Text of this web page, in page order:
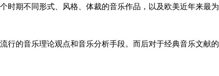
个时期不同形式、风格、体裁的音乐作品，以及欧美近年来最为
流行的音乐理论观点和音乐分析手段。而后对于经典音乐文献的